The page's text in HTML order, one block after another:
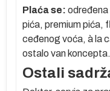
Plaća se: određena
pića, premium pića,
ceđenog voća, à la
ostalo van koncepta.
Ostali